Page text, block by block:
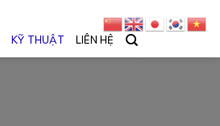
KỸ THUẬT LIÊN HỆ